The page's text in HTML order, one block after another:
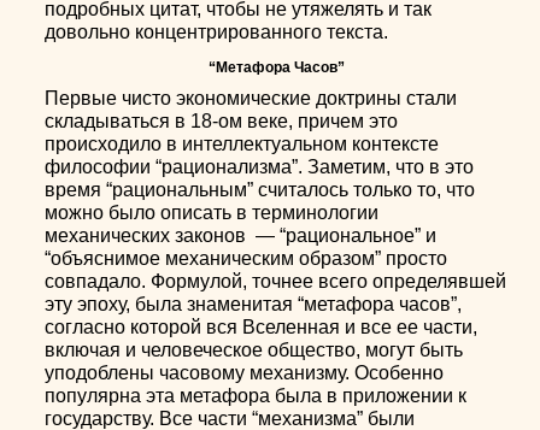
подробных цитат, чтобы не утяжелять и так
довольно концентрированного текста.
“Метафора Часов”
Первые чисто экономические доктрины стали
складываться в 18-ом веке, причем это
происходило в интеллектуальном контексте
философии “рационализма”. Заметим, что в это
время “рациональным” считалось только то, что
можно было описать в терминологии
механических законов — “рациональное” и
“объяснимое механическим образом” просто
совпадало. Формулой, точнее всего определявшей
эту эпоху, была знаменитая “метафора часов”,
согласно которой вся Вселенная и все ее части,
включая и человеческое общество, могут быть
уподоблены часовому механизму. Особенно
популярна эта метафора была в приложении к
государству. Все части “механизма” были